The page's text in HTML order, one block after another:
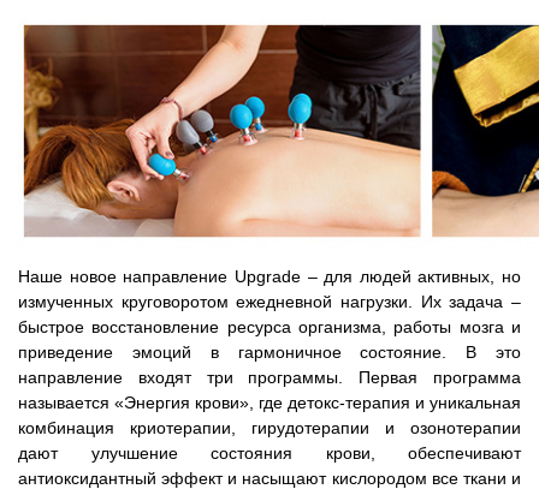
Наше новое направление Upgrade – для людей активных, но
измученных круговоротом ежедневной нагрузки. Их задача –
быстрое восстановление ресурса организма, работы мозга и
приведение эмоций в гармоничное состояние. В это
направление входят три программы. Первая программа
называется «Энергия крови», где детокс-терапия и уникальная
комбинация криотерапии, гирудотерапии и озонотерапии
дают улучшение состояния крови, обеспечивают
антиоксидантный эффект и насыщают кислородом все ткани и